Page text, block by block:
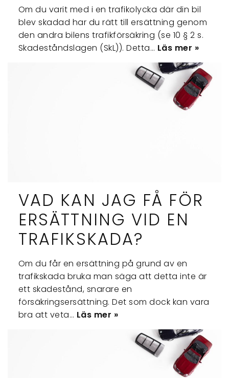
Om du varit med i en trafikolycka där din bil
blev skadad har du rätt till ersättning genom
den andra bilens trafikförsäkring (se 10 § 2 s.
Skadeståndslagen (SkL)). Detta… Läs mer »
VAD KAN JAG FÅ FÖR
ERSÄTTNING VID EN
TRAFIKSKADA?
Om du får en ersättning på grund av en
trafikskada bruka man säga att detta inte är
ett skadestånd, snarare en
försäkringsersättning. Det som dock kan vara
bra att veta… Läs mer »